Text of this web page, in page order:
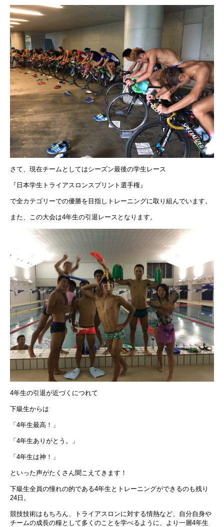
さて、現在チームとしてはシーズン最後の学生レース
『日本学生トライアスロンスプリント選手権』
で全カテゴリーでの優勝を目指しトレーニングに取り組んでいます。
また、この大会は4年生の引退レースとなります。
4年生の引退が近づくにつれて
下級生からは
「4年生最高！」
「4年生ありがとう。」
「4年生は神！」
といった声がたくさん聞こえてきます！
下級生全員の憧れの的である4年生とトレーニングができるのも残り
24日。
競技技術はもちろん、トライアスロンに対する情熱など、自分自身や
チームの成長の糧として多くのことを学べるように、より一層4年生